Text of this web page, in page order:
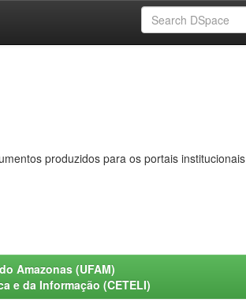
produzidos para os portais institucionais
Amazonas (UFAM)
e da Informação (CETELI)